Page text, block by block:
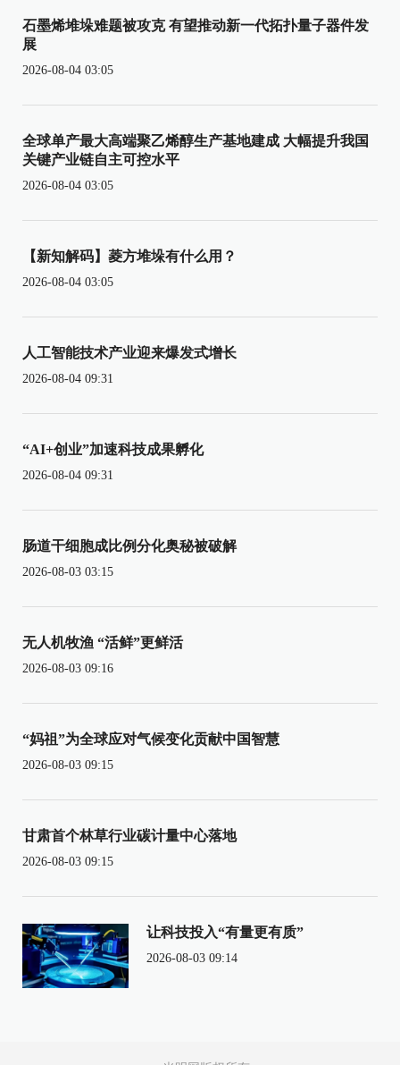
石墨烯堆垛难题被攻克 有望推动新一代拓扑量子器件发
展
2026-08-04 03:05
全球单产最大高端聚乙烯醇生产基地建成 大幅提升我国
关键产业链自主可控水平
2026-08-04 03:05
【新知解码】菱方堆垛有什么用？
2026-08-04 03:05
人工智能技术产业迎来爆发式增长
2026-08-04 09:31
“AI+创业”加速科技成果孵化
2026-08-04 09:31
肠道干细胞成比例分化奥秘被破解
2026-08-03 03:15
无人机牧渔 “活鲜”更鲜活
2026-08-03 09:16
“妈祖”为全球应对气候变化贡献中国智慧
2026-08-03 09:15
甘肃首个林草行业碳计量中心落地
2026-08-03 09:15
让科技投入“有量更有质”
2026-08-03 09:14